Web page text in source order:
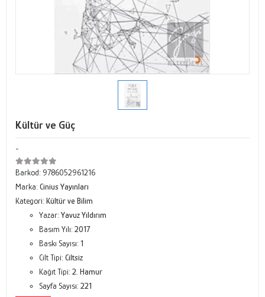
Kültür ve Güç
-
Barkod: 9786052961216
Marka: Cinius Yayınları
Kategori: Kültür ve Bilim
Yazar: Yavuz Yıldırım
Basım Yılı: 2017
Baskı Sayısı: 1
Cilt Tipi: Ciltsiz
Kağıt Tipi: 2. Hamur
Sayfa Sayısı: 221